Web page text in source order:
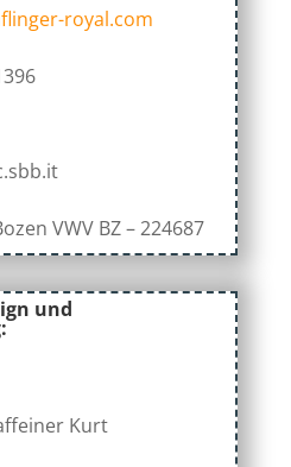
royal.com
VWV BZ – 224687
und
Kurt